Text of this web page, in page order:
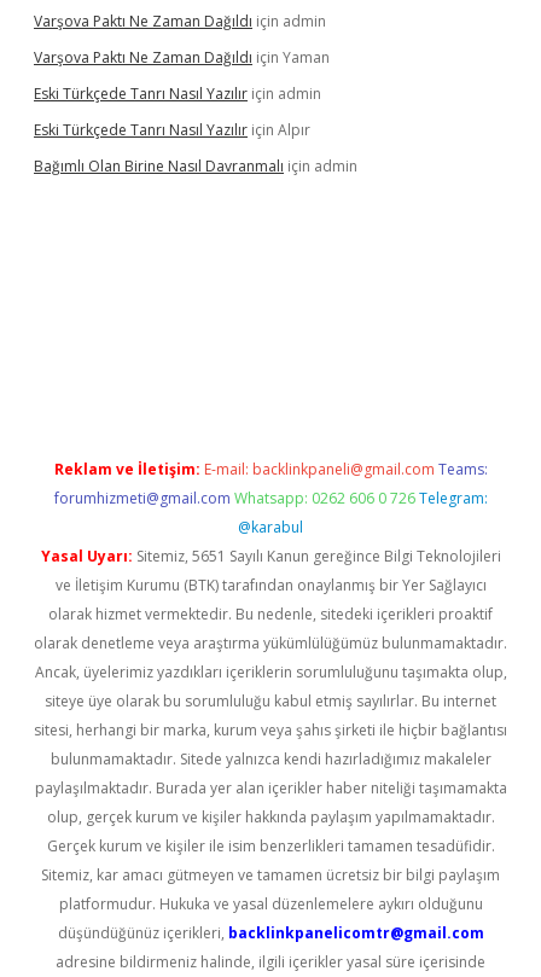
Varşova Paktı Ne Zaman Dağıldı için admin
Varşova Paktı Ne Zaman Dağıldı için Yaman
Eski Türkçede Tanrı Nasıl Yazılır için admin
Eski Türkçede Tanrı Nasıl Yazılır için Alpır
Bağımlı Olan Birine Nasıl Davranmalı için admin
Reklam ve İletişim: E-mail: backlinkpaneli@gmail.com Teams:
forumhizmeti@gmail.com Whatsapp: 0262 606 0 726 Telegram:
@karabul
Yasal Uyarı: Sitemiz, 5651 Sayılı Kanun gereğince Bilgi Teknolojileri
ve İletişim Kurumu (BTK) tarafından onaylanmış bir Yer Sağlayıcı
olarak hizmet vermektedir. Bu nedenle, sitedeki içerikleri proaktif
olarak denetleme veya araştırma yükümlülüğümüz bulunmamaktadır.
Ancak, üyelerimiz yazdıkları içeriklerin sorumluluğunu taşımakta olup,
siteye üye olarak bu sorumluluğu kabul etmiş sayılırlar. Bu internet
sitesi, herhangi bir marka, kurum veya şahıs şirketi ile hiçbir bağlantısı
bulunmamaktadır. Sitede yalnızca kendi hazırladığımız makaleler
paylaşılmaktadır. Burada yer alan içerikler haber niteliği taşımamakta
olup, gerçek kurum ve kişiler hakkında paylaşım yapılmamaktadır.
Gerçek kurum ve kişiler ile isim benzerlikleri tamamen tesadüfidir.
Sitemiz, kar amacı gütmeyen ve tamamen ücretsiz bir bilgi paylaşım
platformudur. Hukuka ve yasal düzenlemelere aykırı olduğunu
düşündüğünüz içerikleri, backlinkpanelicomtr@gmail.com
adresine bildirmeniz halinde, ilgili içerikler yasal süre içerisinde